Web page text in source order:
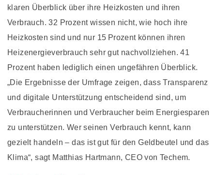
klaren Überblick über ihre Heizkosten und ihren
Verbrauch. 32 Prozent wissen nicht, wie hoch ihre
Heizkosten sind und nur 15 Prozent können ihren
Heizenergieverbrauch sehr gut nachvollziehen. 41
Prozent haben lediglich einen ungefähren Überblick.
„Die Ergebnisse der Umfrage zeigen, dass Transparenz
und digitale Unterstützung entscheidend sind, um
Verbraucherinnen und Verbraucher beim Energiesparen
zu unterstützen. Wer seinen Verbrauch kennt, kann
gezielt handeln – das ist gut für den Geldbeutel und das
Klima“, sagt Matthias Hartmann, CEO von Techem.